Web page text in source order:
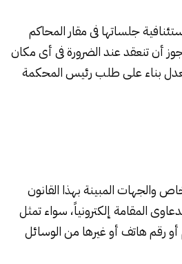
جلساتها فى مقار المحاكم
أن تنعقد عند الضرورة فى أى مكان
بناء على طلب رئيس المحكمة
والجهات ‏المبينة بهذا القانون
المقامة إلكترونياً، سواء تمثل
رقم هاتف أو غيرها ‏من الوسائل